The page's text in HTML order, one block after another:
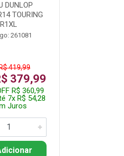
DUNLOP
TOURING
R1XL
261081
419,99
379,99
R$ 360,99
7x R$ 54,28
Juros